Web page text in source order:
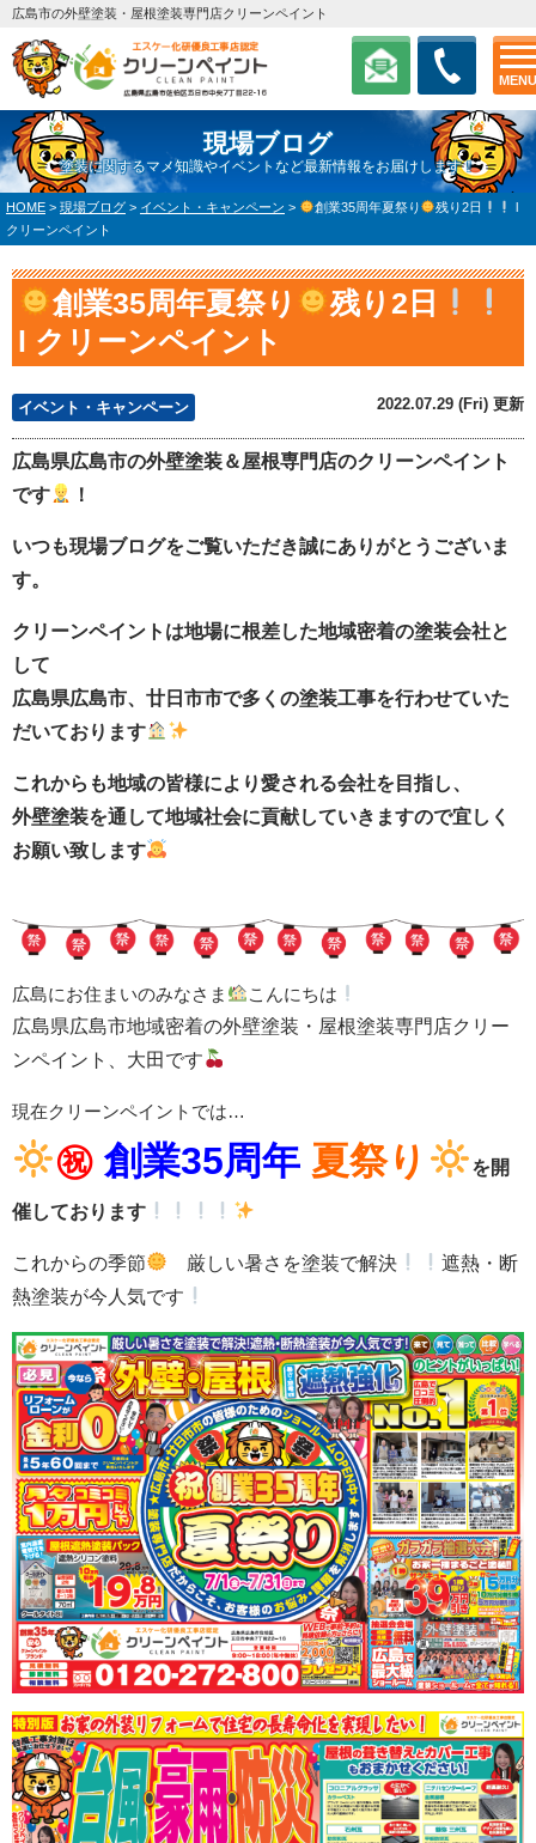
MENU
広島市の外壁塗装・屋根塗装専門店クリーンペイント
現場ブログ
塗装に関するマメ知識やイベントなど最新情報をお届けします！
HOME > 現場ブログ > イベント・キャンペーン > 創業35周年夏祭り 残り2日
l
クリーンペイント
創業35周年夏祭り
残り2日
l クリーンペイント
イベント・キャンペーン 2022.07.29 (Fri) 更新
広島県広島市の外壁塗装＆屋根専門店のクリーンペイント
です
！
いつも現場ブログをご覧いただき誠にありがとうございま
す。
クリーンペイントは地場に根差した地域密着の塗装会社と
して
広島県広島市、廿日市市で多くの塗装工事を行わせていた
だいております
これからも地域の皆様により愛される会社を目指し、
外壁塗装を通して地域社会に貢献していきますので宜しく
お願い致します
広島にお住まいのみなさま
こんにちは
広島県広島市地域密着の外壁塗装・屋根塗装専門店クリー
ンペイント、大田です
現在クリーンペイントでは…
㊗創業35周年 夏祭り を開
催しております
これからの季節 厳しい暑さを塗装で解決
遮熱・断
熱塗装が今人気です